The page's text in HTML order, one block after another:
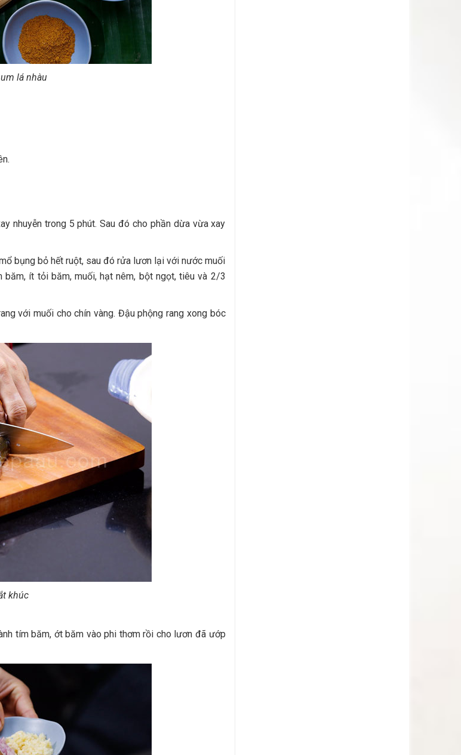
lá nhàu
nhuyễn trong 5 phút. Sau đó cho phần dừa vừa xay
bụng bỏ hết ruột, sau đó rửa lươn lại với nước muối
ít tỏi băm, muối, hạt nêm, bột ngọt, tiêu và 2/3
với muối cho chín vàng. Đậu phộng rang xong bóc
khúc
tím băm, ớt băm vào phi thơm rồi cho lươn đã ướp